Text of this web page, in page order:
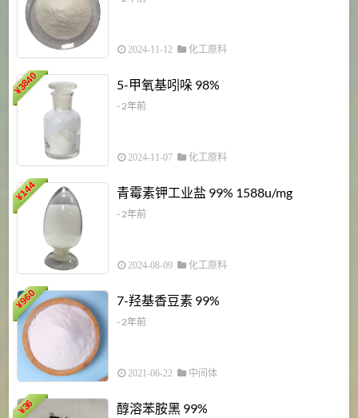
2024-11-12 化工原料
¥
3840 5-甲氧基吲哚 98%
- 2年前
2024-11-07 化工原料
¥
144 青霉素钾工业盐 99% 1588u/mg
- 2年前
2024-08-09 化工原料
¥
960 7-羟基香豆素 99%
- 2年前
2021-06-22 中间体
¥
36 醇溶苯胺黑 99%